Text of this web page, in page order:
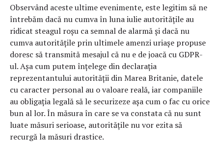
Observând aceste ultime evenimente, este legitim să ne
întrebăm dacă nu cumva în luna iulie autoritățile au
ridicat steagul roșu ca semnal de alarmă și dacă nu
cumva autoritățile prin ultimele amenzi uriașe propuse
doresc să transmită mesajul că nu e de joacă cu GDPR-
ul. Așa cum putem înțelege din declarația
reprezentantului autorității din Marea Britanie, datele
cu caracter personal au o valoare reală, iar companiile
au obligația legală să le securizeze așa cum o fac cu orice
bun al lor. În măsura în care se va constata că nu sunt
luate măsuri serioase, autoritățile nu vor ezita să
recurgă la măsuri drastice.